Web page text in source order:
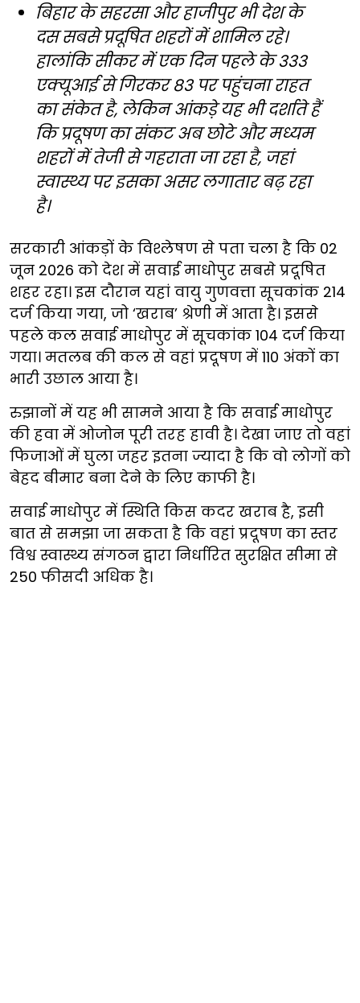
बिहार के सहरसा और हाजीपुर भी देश के
दस सबसे प्रदूषित शहरों में शामिल रहे।
हालांकि सीकर में एक दिन पहले के 333
एक्यूआई से गिरकर 83 पर पहुंचना राहत
का संकेत है, लेकिन आंकड़े यह भी दर्शाते हैं
कि प्रदूषण का संकट अब छोटे और मध्यम
शहरों में तेजी से गहराता जा रहा है, जहां
स्वास्थ्य पर इसका असर लगातार बढ़ रहा
है।
सरकारी आंकड़ों के विश्लेषण से पता चला है कि 02
जून 2026 को देश में सवाई माधोपुर सबसे प्रदूषित
शहर रहा। इस दौरान यहां वायु गुणवत्ता सूचकांक 214
दर्ज किया गया, जो ‘खराब’ श्रेणी में आता है। इससे
पहले कल सवाई माधोपुर में सूचकांक 104 दर्ज किया
गया। मतलब की कल से वहां प्रदूषण में 110 अंकों का
भारी उछाल आया है।
रुझानों में यह भी सामने आया है कि सवाई माधोपुर
की हवा में ओजोन पूरी तरह हावी है। देखा जाए तो वहां
फिजाओं में घुला जहर इतना ज्यादा है कि वो लोगों को
बेहद बीमार बना देने के लिए काफी है।
सवाई माधोपुर में स्थिति किस कदर खराब है, इसी
बात से समझा जा सकता है कि वहां प्रदूषण का स्तर
विश्व स्वास्थ्य संगठन द्वारा निर्धारित सुरक्षित सीमा से
250 फीसदी अधिक है।